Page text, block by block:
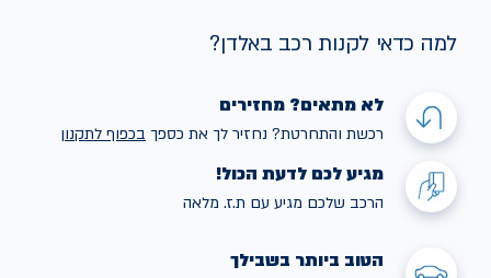
למה כדאי לקנות רכב באלדן?
לא מתאים? מחזירים
רכשת והתחרטת? נחזיר לך את כספך בכפוף לתקנון
מגיע לכם לדעת הכול!
הרכב שלכם מגיע עם ת.ז. מלאה
הטוב ביותר בשבילך